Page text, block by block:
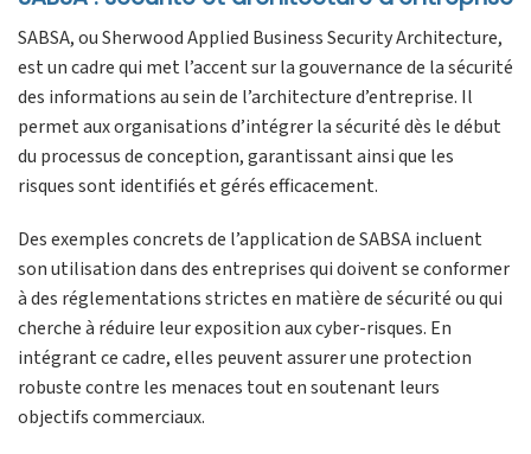
SABSA, ou Sherwood Applied Business Security Architecture,
est un cadre qui met l’accent sur la gouvernance de la sécurité
des informations au sein de l’architecture d’entreprise. Il
permet aux organisations d’intégrer la sécurité dès le début
du processus de conception, garantissant ainsi que les
risques sont identifiés et gérés efficacement.
Des exemples concrets de l’application de SABSA incluent
son utilisation dans des entreprises qui doivent se conformer
à des réglementations strictes en matière de sécurité ou qui
cherche à réduire leur exposition aux cyber-risques. En
intégrant ce cadre, elles peuvent assurer une protection
robuste contre les menaces tout en soutenant leurs
objectifs commerciaux.